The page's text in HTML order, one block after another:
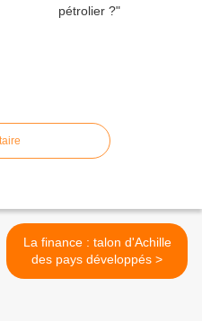
La finance : talon d'Achille
des pays développés >